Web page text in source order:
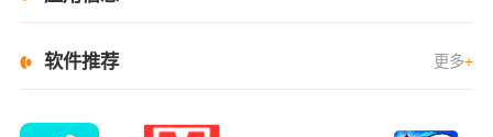
软件推荐 更多+